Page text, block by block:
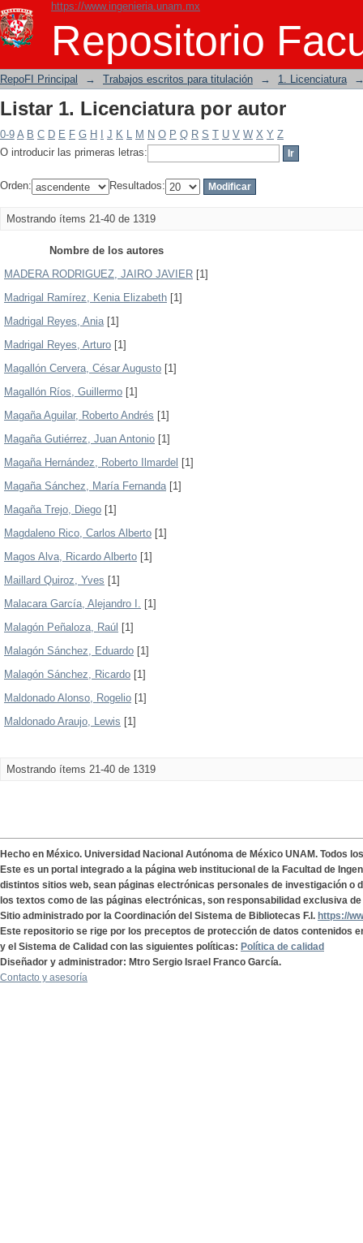
https://www.ingenieria.unam.mx
Repositorio
Listar 1. Licenciatura por autor
RepoFI Principal → Trabajos escritos para titulación → 1. Licenciatura
Listar 1. Licenciatura por autor
0-9 A B C D E F G H J K L M N O P Q R S T U V W X Y Z
O introducir las primeras letras:
Orden: Resultados:
Mostrando ítems 21-40 de 1319
Nombre de los autores
MADERA RODRIGUEZ, JAIRO JAVIER [1]
Madrigal Ramírez, Kenia Elizabeth [1]
Madrigal Reyes, Ania[1]
Madrigal Reyes, Arturo [1]
Magallón Cervera, César Augusto [1]
Magallón Ríos, Guillermo [1]
Magaña Aguilar, Roberto Andrés [1]
Magaña Gutiérrez, Juan Antonio [1]
Magaña Hernández, Roberto Ilmardel [1]
Magaña Sánchez, María Fernanda[1]
Magaña Trejo, Diego [1]
Magdaleno Rico, Carlos Alberto [1]
Magos Alva, Ricardo Alberto [1]
Maillard Quiroz, Yves [1]
Malacara García, Alejandro I. [1]
Malagón Peñaloza, Raúl [1]
Malagón Sánchez, Eduardo [1]
Malagón Sánchez, Ricardo [1]
Maldonado Alonso, Rogelio [1]
Maldonado Araujo, Lewis [1]
Mostrando ítems 21-40 de 1319
Hecho en México. Universidad Nacional Autónoma de México UNAM. Todos
Este es un portal integrado a la página web institucional de la Facultad de
distintos sitios web, sean páginas electrónicas personales de investigación o
los textos como de las páginas electrónicas, son responsabilidad exclusiva
Sitio administrado por la Coordinación del Sistema de Bibliotecas F.I. https://
Este repositorio se rige por los preceptos de protección de datos contenidos
y el Sistema de Calidad con las siguientes políticas: Política de calidad
Diseñador y administrador: Mtro Sergio Israel Franco García.
Contacto y asesoría